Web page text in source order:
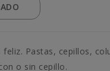
Pastas, cepillos,
o sin cepillo.